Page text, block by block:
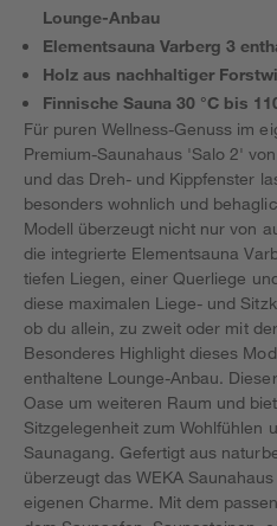
Lounge-Anbau
Elementsauna Varberg 3
Holz aus nachhaltiger
Finnische Sauna 30 °C bis
Für puren Wellness-Genuss im
Premium-Saunahaus 'Salo 2'
und das Dreh- und Kippfenster
besonders wohnlich und
Modell überzeugt nicht nur von
die integrierte Elementsauna
tiefen Liegen, einer Querliege
diese maximalen Liege- und
ob du allein, zu zweit oder mit
Besonderes Highlight dieses
enthaltene Lounge-Anbau.
Oase um weiteren Raum und
Sitzgelegenheit zum Wohlfühlen
Saunagang. Gefertigt aus
überzeugt das WEKA
eigenen Charme. Mit dem